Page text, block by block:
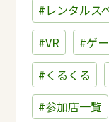
#レンタルス
#VR
#ゲ
#くるくる
#参加店一覧